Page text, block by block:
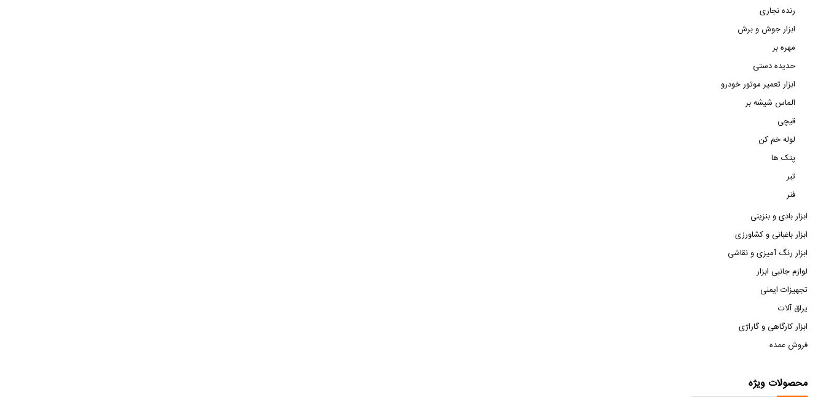
رنده نجاری
ابزار جوش و برش
مهره بر
حدیده دستی
ابزار تعمیر موتور خودرو
الماس شیشه بر
قیچی
لوله خم کن
پتک ها
تبر
فنر
ابزار بادی و بنزینی
ابزار باغبانی و کشاورزی
ابزار رنگ آمیزی و نقاشی
لوازم جانبی ابزار
تجهیزات ایمنی
یراق آلات
ابزار کارگاهی و گاراژی
فروش عمده
محصولات ویژه